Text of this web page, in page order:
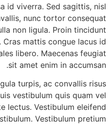
id viverra. Sed sagittis, nisl
nunc tortor consequat
non ligula. Proin tincidunt
mattis congue lacus id
libero. Maecenas feugiat
sit amet enim in accumsan.
turpis, ac convallis risus
vestibulum quis quam vel
lectus. Vestibulum eleifend
Vestibulum pretium